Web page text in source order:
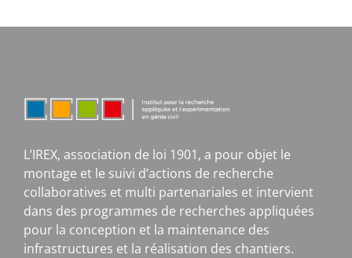
L’IREX, association de loi 1901, a pour objet le
montage et le suivi d’actions de recherche
collaboratives et multi partenariales et intervient
dans des programmes de recherches appliquées
pour la conception et la maintenance des
infrastructures et la réalisation des chantiers.